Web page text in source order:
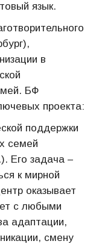
язык.
в
БФ
проекта:
поддержки
семей
Его задача –
к мирной
оказывает
с любыми
адаптации,
смену